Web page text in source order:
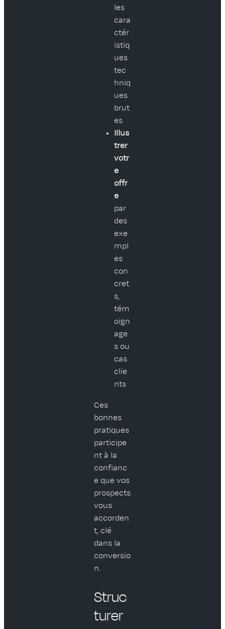
les
cara
ctér
istiq
ues
tec
hniq
ues
brut
es
Illus
trer
votr
e
offr
e
par
des
exe
mpl
es
con
cret
s,
tém
oign
age
s ou
cas
clie
nts
Ces
bonnes
pratiques
participe
nt à la
confianc
e que vos
prospects
vous
accorden
t, clé
dans la
conversio
n.
Struc
turer